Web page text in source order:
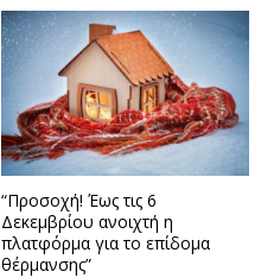
“Προσοχή! Έως τις 6
Δεκεμβρίου ανοιχτή η
πλατφόρμα για το επίδομα
θέρμανσης”